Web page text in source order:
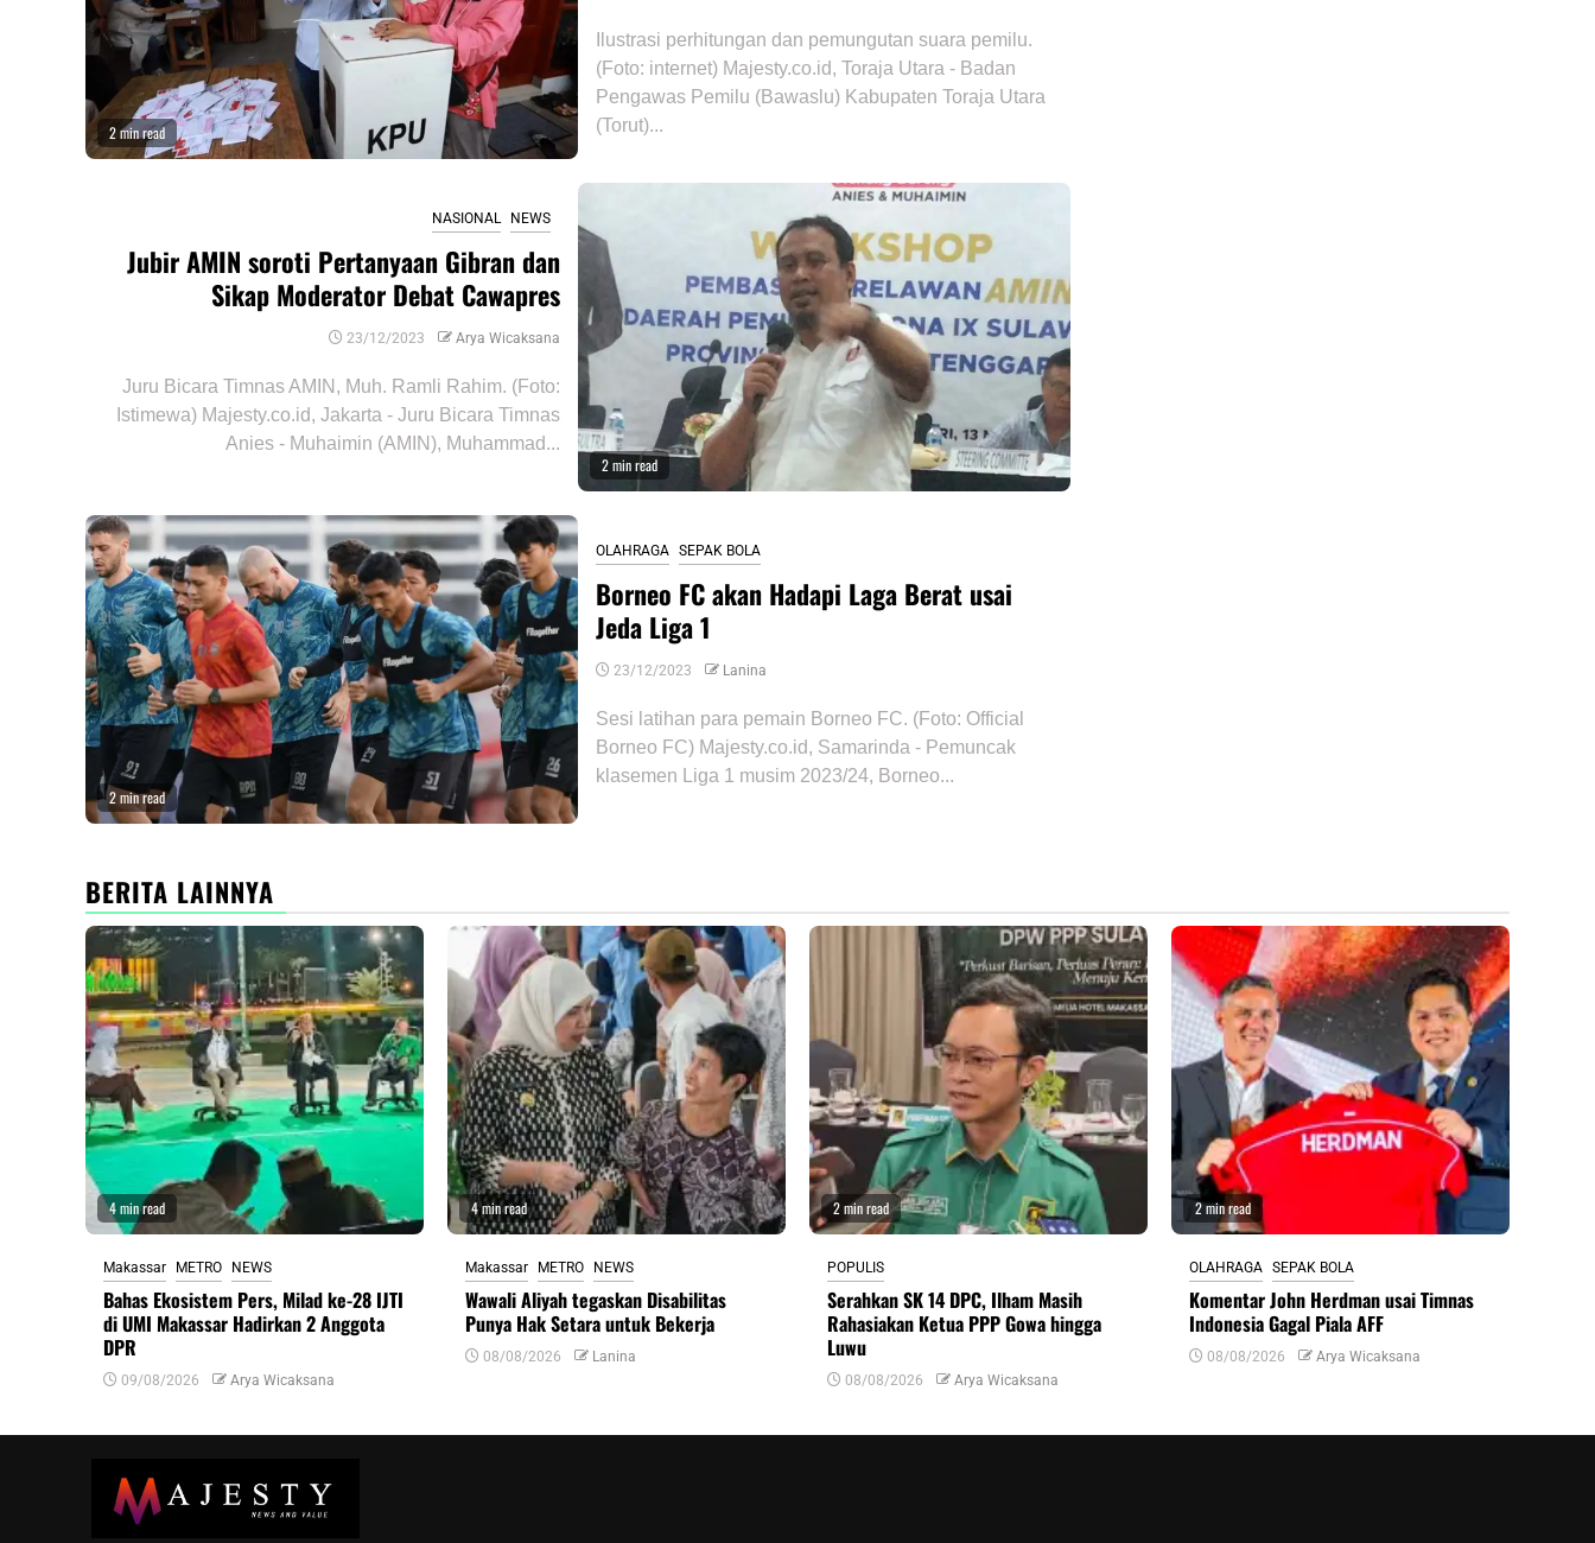
2 min read
Ilustrasi perhitungan dan pemungutan suara pemilu.
(Foto: internet) Majesty.co.id, Toraja Utara - Badan
Pengawas Pemilu (Bawaslu) Kabupaten Toraja Utara
(Torut)...
2 min read
NASIONAL NEWS
Jubir AMIN soroti Pertanyaan Gibran dan
Sikap Moderator Debat Cawapres
23/12/2023 Arya Wicaksana
Juru Bicara Timnas AMIN, Muh. Ramli Rahim. (Foto:
Istimewa) Majesty.co.id, Jakarta - Juru Bicara Timnas
Anies - Muhaimin (AMIN), Muhammad...
2 min read
OLAHRAGA SEPAK BOLA
Borneo FC akan Hadapi Laga Berat usai
Jeda Liga 1
23/12/2023 Lanina
Sesi latihan para pemain Borneo FC. (Foto: Official
Borneo FC) Majesty.co.id, Samarinda - Pemuncak
klasemen Liga 1 musim 2023/24, Borneo...
BERITA LAINNYA
4 min read
Makassar METRO NEWS
Bahas Ekosistem Pers, Milad ke-28 IJTI
di UMI Makassar Hadirkan 2 Anggota
DPR
09/08/2026 Arya Wicaksana
4 min read
Makassar METRO NEWS
Wawali Aliyah tegaskan Disabilitas
Punya Hak Setara untuk Bekerja
08/08/2026 Lanina
2 min read
POPULIS
Serahkan SK 14 DPC, Ilham Masih
Rahasiakan Ketua PPP Gowa hingga
Luwu
08/08/2026 Arya Wicaksana
2 min read
OLAHRAGA SEPAK BOLA
Komentar John Herdman usai Timnas
Indonesia Gagal Piala AFF
08/08/2026 Arya Wicaksana